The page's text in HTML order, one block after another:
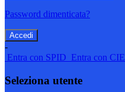
Password dimenticata?
-
Entra con SPID Entra con CIE
Seleziona utente